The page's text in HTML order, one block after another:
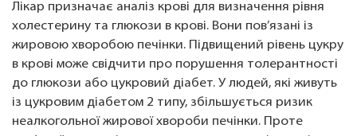
Лікар призначає аналіз крові для визначення рівня
холестерину та глюкози в крові. Вони пов’язані із
жировою хворобою печінки. Підвищений рівень цукру
в крові може свідчити про порушення толерантності
до глюкози або цукровий діабет. У людей, які живуть
із цукровим діабетом 2 типу, збільшується ризик
неалкогольної жирової хвороби печінки. Проте